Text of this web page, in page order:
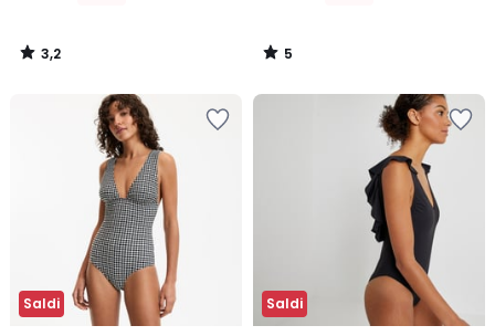
42,99
€ 3,2
/
5
/
Saldi Saldi